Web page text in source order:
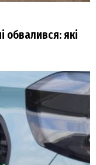
обвалився: які